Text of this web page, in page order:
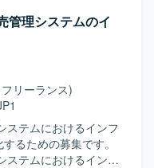
ューを実施し、品質を
す。 開発メンバーへ
ロジェクトリーダー
【求める人
て主体的に動き、自
めております。 AI技
キャッチアップし、
方を歓迎いたします。
として、AIを活用し
程から関わることがで
管理システムのイ
リーランス)
ステムにおけるインフ
るための募集です。
ステムにおけるインフ